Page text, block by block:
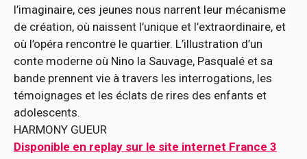
l’imaginaire, ces jeunes nous narrent leur mécanisme
de création, où naissent l’unique et l’extraordinaire, et
où l’opéra rencontre le quartier. L’illustration d’un
conte moderne où Nino la Sauvage, Pasqualé et sa
bande prennent vie à travers les interrogations, les
témoignages et les éclats de rires des enfants et
adolescents.
HARMONY GUEUR
Disponible en replay sur le site internet France 3